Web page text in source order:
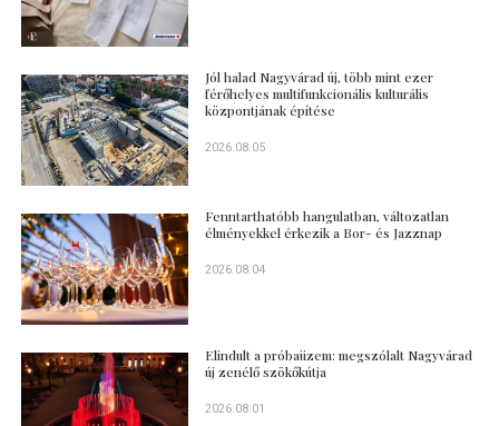
Jól halad Nagyvárad új, több mint ezer
férőhelyes multifunkcionális kulturális
központjának építése
2026.08.05
Fenntarthatóbb hangulatban, változatlan
élményekkel érkezik a Bor- és Jazznap
2026.08.04
Elindult a próbaüzem: megszólalt Nagyvárad
új zenélő szökőkútja
2026.08.01